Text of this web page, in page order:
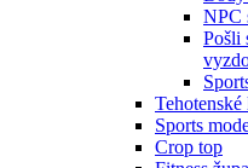
NPC
Pošli
Sports
Crop top